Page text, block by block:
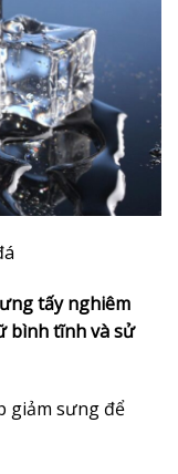
tấy nghiêm
bình tĩnh và sử
giảm sưng để